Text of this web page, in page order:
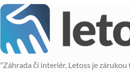
"Záhrada či interiér, Letoss je